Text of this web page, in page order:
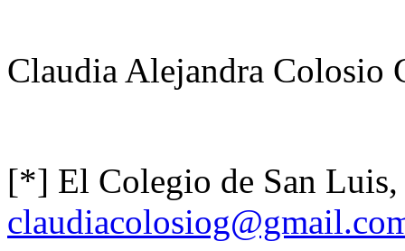
Claudia Alejandra Colosio
[*] El Colegio de San